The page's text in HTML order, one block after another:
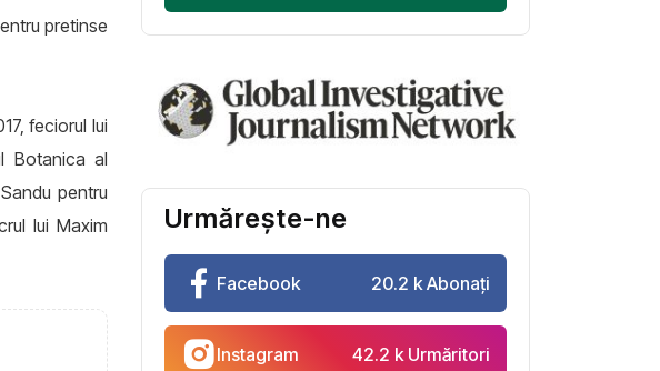
pretinse
feciorul lui
Botanica al
pentru
lui Maxim
Urmărește-ne
Facebook 20.2 k Abonați
Instagram 42.2 k Urmăritori